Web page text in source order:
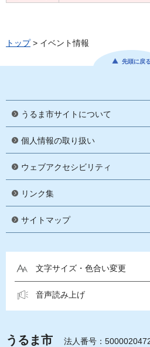
トップ> イベント情報
先頭に戻る
うるま市サイトについて
個人情報の取り扱い
ウェブアクセシビリティ
リンク集
サイトマップ
文字サイズ・色合い変更
音声読み上げ
うるま市
法人番号：